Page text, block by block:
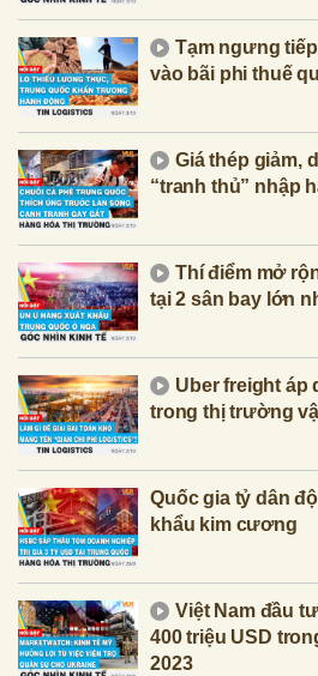
Tạm ngưng
vào bãi phi thuế
Giá thép giảm,
“tranh thủ” nhập
Thí điểm mở
tại 2 sân bay lớn
Uber freight áp
trong thị trường
Quốc gia tỷ dân
khẩu kim cương
Việt Nam đầu
400 triệu USD
2023